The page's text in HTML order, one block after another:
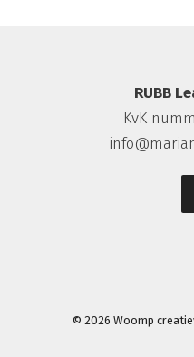
RUBB
KvK
© 2026 Woomp